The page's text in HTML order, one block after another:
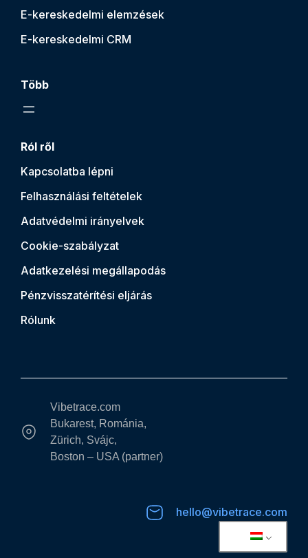
E-kereskedelmi elemzések
E-kereskedelmi CRM
Több
Ról ről
Kapcsolatba lépni
Felhasználási feltételek
Adatvédelmi irányelvek
Cookie-szabályzat
Adatkezelési megállapodás
Pénzvisszatérítési eljárás
Rólunk
Vibetrace.com
Bukarest, Románia,
Zürich, Svájc,
Boston – USA (partner)
hello@vibetrace.com